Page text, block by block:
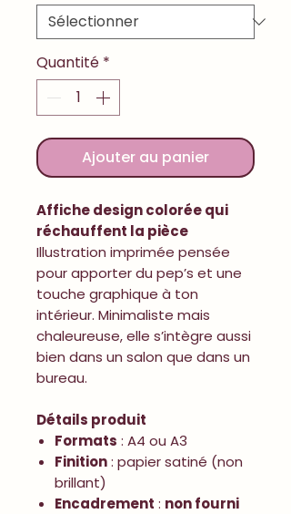
Quantité *
Ajouter au panier
Affiche design colorée qui
réchauffent la pièce
Illustration imprimée pensée
pour apporter du pep’s et une
touche graphique à ton
intérieur. Minimaliste mais
chaleureuse, elle s’intègre aussi
bien dans un salon que dans un
bureau.
Détails produit
Formats : A4 ou A3
Finition: papier satiné (non
brillant)
Encadrement : non fourni